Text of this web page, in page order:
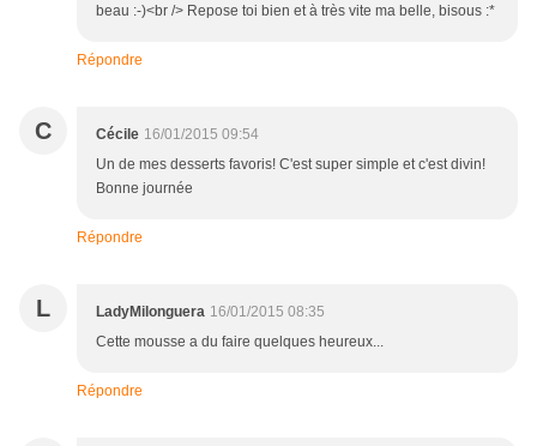
beau :-)<br /> Repose toi bien et à très vite ma belle, bisous :*
Répondre
C Cécile 16/01/2015 09:54
Un de mes desserts favoris! C'est super simple et c'est divin!
Bonne journée
Répondre
L LadyMilonguera 16/01/2015 08:35
Cette mousse a du faire quelques heureux...
Répondre